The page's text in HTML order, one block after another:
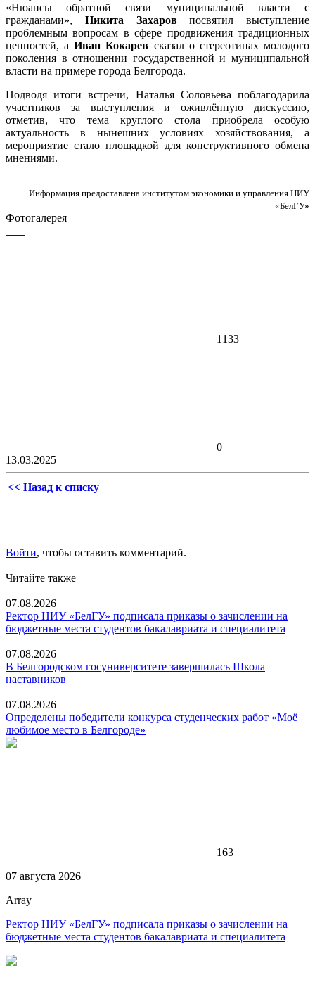
«Нюансы обратной связи муниципальной власти с
гражданами», Никита Захаровпосвятил выступление
проблемным вопросам в сфере продвижения традиционных
ценностей, аИван Кокарев сказал о стереотипах молодого
поколения в отношении государственной и муниципальной
власти на примере города Белгорода.
Подводя итоги встречи, Наталья Соловьева поблагодарила
участников за выступления и оживлённую дискуссию,
отметив, что тема круглого стола приобрела особую
актуальность в нынешних условиях хозяйствования, а
мероприятие стало площадкой для конструктивного обмена
мнениями.
Информация предоставлена институтом экономики и управления НИУ
«БелГУ»
Фотогалерея
1133
0
13.03.2025
<< Назад к списку
Войти, чтобы оставить комментарий.
Читайте также
07.08.2026
Ректор НИУ «БелГУ» подписала приказы о зачислении на
бюджетные места студентов бакалавриата и специалитета
07.08.2026
В Белгородском госуниверситете завершилась Школа
наставников
07.08.2026
Определены победители конкурса студенческих работ «Моё
любимое место в Белгороде»
163
07 августа 2026
Array
Ректор НИУ «БелГУ» подписала приказы о зачислении на
бюджетные места студентов бакалавриата и специалитета